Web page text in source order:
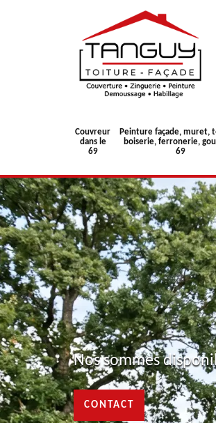
Couvreur
dans le
69
Peinture façade, muret,
boiserie, ferronerie,
69
Nos sommes
CONTACT